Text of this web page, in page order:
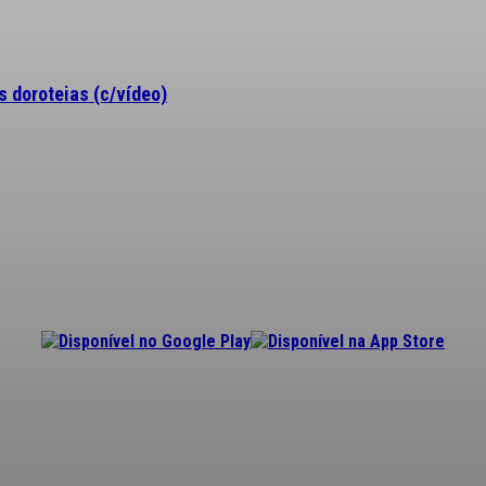
doroteias (c/vídeo)